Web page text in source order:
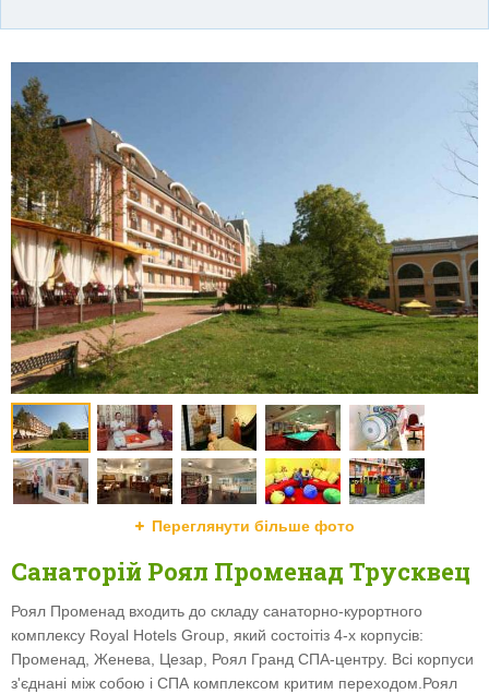
Переглянути більше фото
Санаторій Роял Променад Трусквец
Роял Променад входить до складу санаторно-курортного
комплексу Royal Hotels Group, який состоітіз 4-х корпусів:
Променад, Женева, Цезар, Роял Гранд СПА-центру. Всі корпуси
з'єднані між собою і СПА комплексом критим переходом.Роял